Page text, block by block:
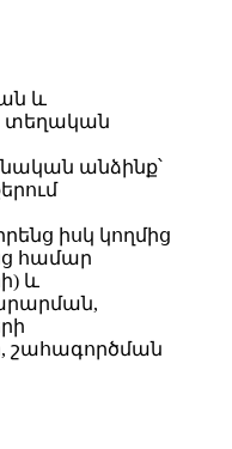
և
տեղական
անձինք՝
իսկ կողմից
համար
և
շահագործման